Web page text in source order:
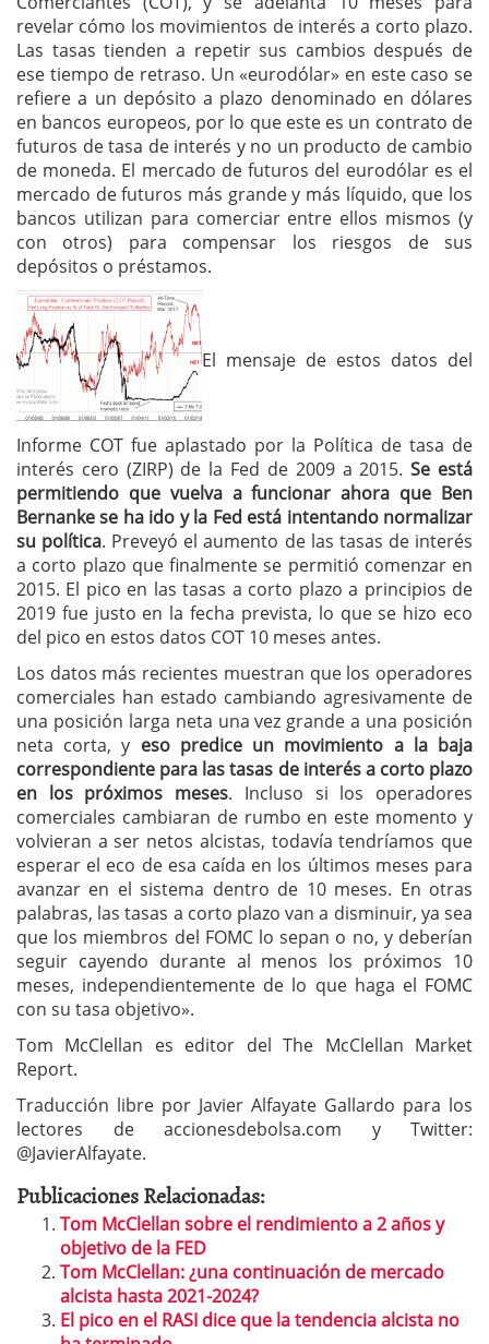
revelar cómo los movimientos de interés a corto plazo.
Las tasas tienden a repetir sus cambios después de
ese tiempo de retraso. Un «eurodólar» en este caso se
refiere a un depósito a plazo denominado en dólares
en bancos europeos, por lo que este es un contrato de
futuros de tasa de interés y no un producto de cambio
de moneda. El mercado de futuros del eurodólar es el
mercado de futuros más grande y más líquido, que los
bancos utilizan para comerciar entre ellos mismos (y
con otros) para compensar los riesgos de sus
depósitos o préstamos.
El mensaje de estos datos del
Informe COT fue aplastado por la Política de tasa de
interés cero (ZIRP) de la Fed de 2009 a 2015.Se está
permitiendo que vuelva a funcionar ahora que Ben
Bernanke se ha ido y la Fed está intentando normalizar
su política. Preveyó el aumento de las tasas de interés
a corto plazo que finalmente se permitió comenzar en
2015. El pico en las tasas a corto plazo a principios de
2019 fue justo en la fecha prevista, lo que se hizo eco
del pico en estos datos COT 10 meses antes.
Los datos más recientes muestran que los operadores
comerciales han estado cambiando agresivamente de
una posición larga neta una vez grande a una posición
neta corta, y eso predice un movimiento a la baja
correspondiente para las tasas de interés a corto plazo
en los próximos meses. Incluso si los operadores
comerciales cambiaran de rumbo en este momento y
volvieran a ser netos alcistas, todavía tendríamos que
esperar el eco de esa caída en los últimos meses para
avanzar en el sistema dentro de 10 meses. En otras
palabras, las tasas a corto plazo van a disminuir, ya sea
que los miembros del FOMC lo sepan o no, y deberían
seguir cayendo durante al menos los próximos 10
meses, independientemente de lo que haga el FOMC
con su tasa objetivo».
Tom McClellan es editor del The McClellan Market
Report.
Traducción libre por Javier Alfayate Gallardo para los
lectores de accionesdebolsa.com y Twitter:
@JavierAlfayate.
Publicaciones Relacionadas:
Tom McClellan sobre el rendimiento a 2 años y
objetivo de la FED
Tom McClellan: ¿una continuación de mercado
alcista hasta 2021-2024?
El pico en el RASI dice que la tendencia alcista no